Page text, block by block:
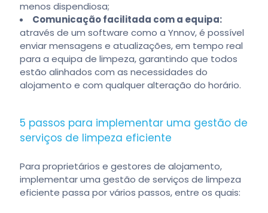
menos dispendiosa;
Comunicação facilitada com a equipa:
através de um software como a Ynnov, é possível
enviar mensagens e atualizações, em tempo real
para a equipa de limpeza, garantindo que todos
estão alinhados com as necessidades do
alojamento e com qualquer alteração do horário.
5 passos para implementar uma gestão de
serviços de limpeza eficiente
Para proprietários e gestores de alojamento,
implementar uma gestão de serviços de limpeza
eficiente passa por vários passos, entre os quais: